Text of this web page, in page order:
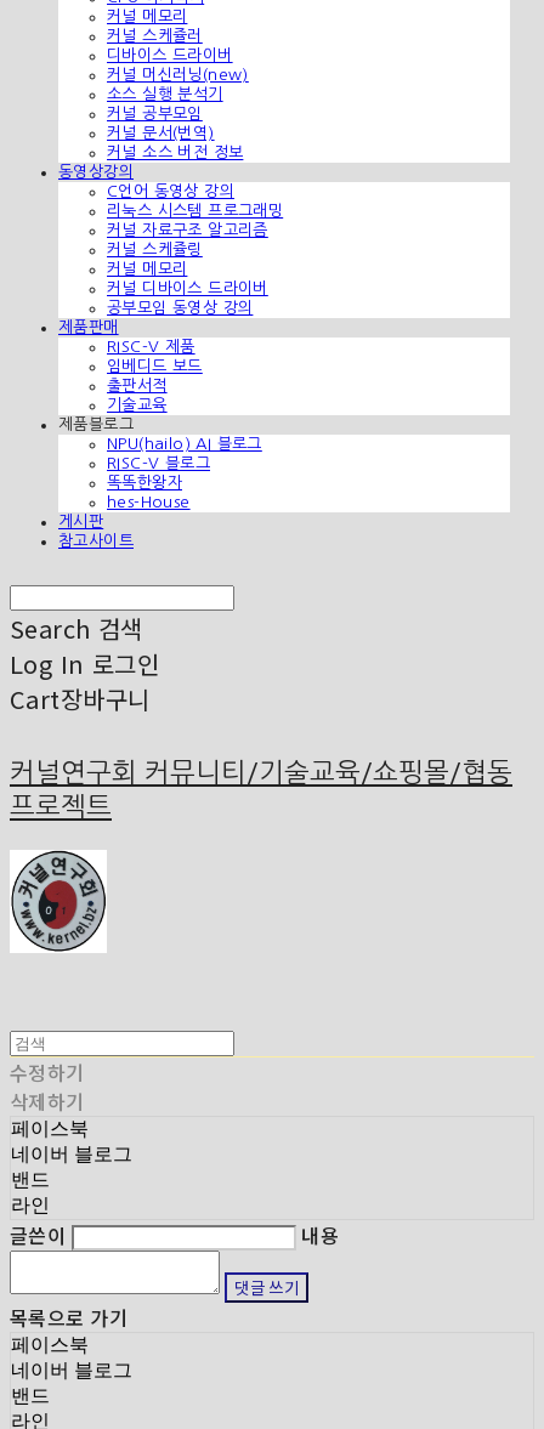
커널 메모리
커널 스케쥴러
디바이스 드라이버
커널 머신러닝(new)
소스 실행 분석기
커널 공부모임
커널 문서(번역)
커널 소스 버전 정보
동영상강의
C언어 동영상 강의
리눅스 시스템 프로그래밍
커널 자료구조 알고리즘
커널 스케쥴링
커널 메모리
커널 디바이스 드라이버
공부모임 동영상 강의
제품판매
RISC-V 제품
임베디드 보드
출판서적
기술교육
제품블로그
NPU(hailo) AI 블로그
RISC-V 블로그
똑똑한왕자
hes-House
게시판
참고사이트
Search 검색
Log In 로그인
Cart장바구니
커널연구회 커뮤니티/기술교육/쇼핑몰/협동
프로젝트
수정하기
삭제하기
페이스북
네이버 블로그
밴드
라인
글쓴이 내용
댓글 쓰기
목록으로 가기
페이스북
네이버 블로그
밴드
라인